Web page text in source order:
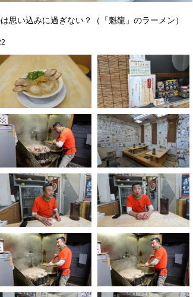
思い込みに過ぎない？（「魁龍」のラーメン）